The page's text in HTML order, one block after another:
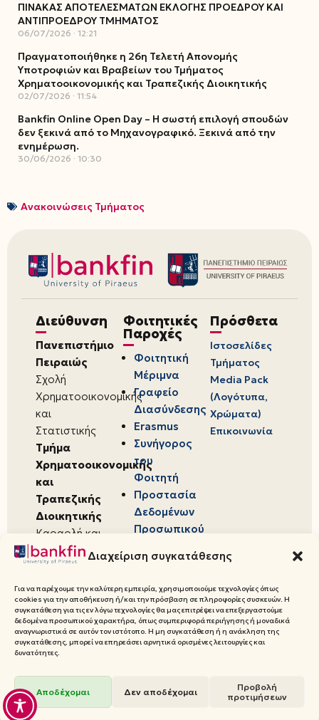
Διαχείριση συγκατάθεσης
Για να παρέχουμε την καλύτερη εμπειρία, χρησιμοποιούμε τεχνολογίες όπως
cookies για την αποθήκευση ή/και την πρόσβαση σε πληροφορίες συσκευών. Η
συγκατάθεση για τις εν λόγω τεχνολογίες θα μας επιτρέψει να επεξεργαστούμε
δεδομένα προσωπικού χαρακτήρα, όπως συμπεριφορά περιήγησης ή μοναδικά
αναγνωριστικά σε αυτόν τον ιστότοπο. Η μη συγκατάθεση ή η ανάκληση της
συγκατάθεσης, μπορεί να επηρεάσει αρνητικά ορισμένες λειτουργίες και
δυνατότητες.
Αποδέχομαι Δεν αποδέχομαι
Προβολή
προτιμήσεων
ΠΙΝΑΚΑΣ ΑΠΟΤΕΛΕΣΜΑΤΩΝ ΕΚΛΟΓΗΣ ΠΡΟΕΔΡΟΥ ΚΑΙ
ΑΝΤΙΠΡΟΕΔΡΟΥ ΤΜΗΜΑΤΟΣ
06/07/2026 12:21
Πραγματοποιήθηκε η 26η Τελετή Απονομής
Υποτροφιών και Βραβείων του Τμήματος
Χρηματοοικονομικής και Τραπεζικής Διοικητικής
02/07/2026 11:54
Bankfin Online Open Day – Η σωστή επιλογή σπουδών
δεν ξεκινά από το Μηχανογραφικό. Ξεκινά από την
ενημέρωση.
30/06/2026 10:30
Ανακοινώσεις Τμήματος
Διεύθυνση
Πανεπιστήμιο
Πειραιώς
Σχολή
Χρηματοοικονομικής
και
Στατιστικής
Τμήμα
Χρηματοοικονομικής
και
Τραπεζικής
Διοικητικής
Καραολή και
Δημητρίου 80,
18534,
Πειραιάς
Φοιτητικές
Παροχές
Φοιτητική
Μέριμνα
Γραφείο
Διασύνδεσης
Erasmus
Συνήγορος
του
Φοιτητή
Προστασία
Δεδομένων
Προσωπικού
Πρόσθετα
Ιστοσελίδες
Τμήματος
Media Pack
(Λογότυπα,
Χρώματα)
Επικοινωνία
© 2026 Πανεπιστήμιο Πειραιώς,
Τραπεζικής Διοικητικής